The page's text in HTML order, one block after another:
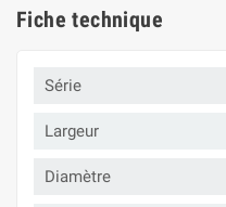
Fiche technique
Série
Largeur
Diamètre